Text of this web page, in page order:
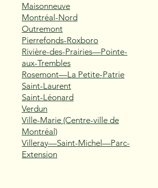
Maisonneuve
Montréal-Nord
Outremont
Pierrefonds-Roxboro
Rivière-des-Prairies—Pointe-
aux-Trembles
Rosemont—La Petite-Patrie
Saint-Laurent
Saint-Léonard
Verdun
Ville-Marie (Centre-ville de
Montréal)
Villeray—Saint-Michel—Parc-
Extension